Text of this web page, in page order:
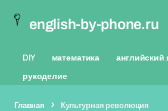
english-by-phone.ru
DIY математика английский
рукоделие
Главная Культурная революция